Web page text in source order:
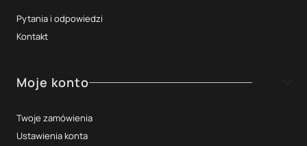
Pytania i odpowiedzi
Kontakt
Moje konto
Twoje zamówienia
Ustawienia konta